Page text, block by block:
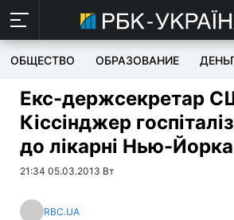
ОБЩЕСТВО ОБРАЗОВАНИЕ
Екс-держсекретар
Кіссінджер
до лікарні Нью-Йорка
21:34 05.03.2013 Вт
RBC.UA